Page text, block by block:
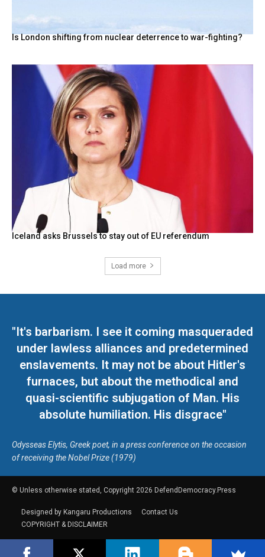
Is London shifting from nuclear deterrence to war-fighting?
Iceland asks Brussels to stay out of EU referendum
Load more
"It's barbarism. I see it coming masqueraded
under lawless alliances and predetermined
enslavements. It may not be about Hitler's
furnaces, but about the methodical and
quasi-scientific subjugation of Man. His
absolute humiliation. His disgrace"
Odysseas Elytis, Greek poet, in a press conference on the occasion
of receiving the Nobel Prize (1979)
© Unless otherwise stated, Copyright 2026 DefendDemocracy.Press
Designed by Kangaru Productions
Contact Us
COPYRIGHT & DISCLAIMER